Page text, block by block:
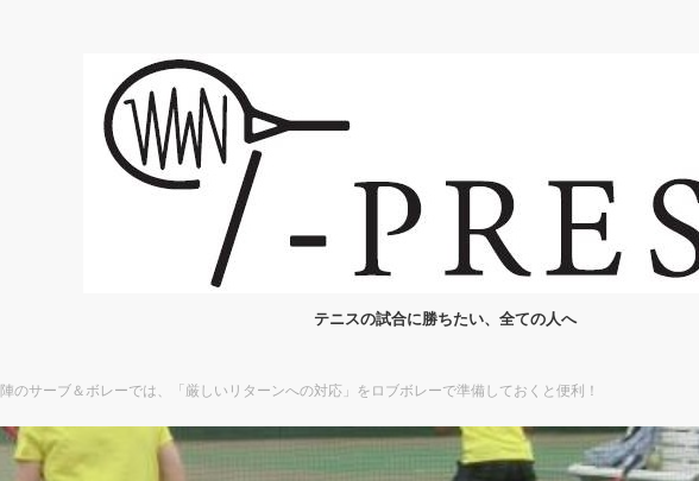
テニスの試合に勝ちたい、全ての人へ
のサーブ＆ボレーでは、「厳しいリターンへの対応」をロブボレーで準備しておくと便利！